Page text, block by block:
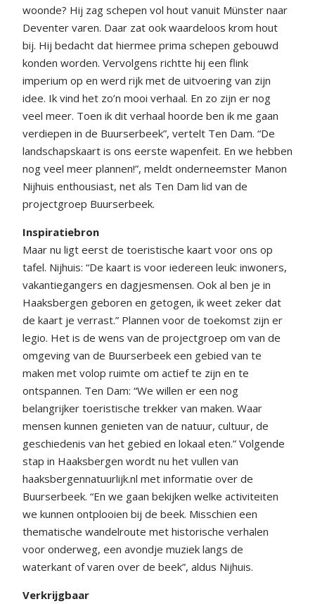
woonde? Hij zag schepen vol hout vanuit Münster naar
Deventer varen. Daar zat ook waardeloos krom hout
bij. Hij bedacht dat hiermee prima schepen gebouwd
konden worden. Vervolgens richtte hij een flink
imperium op en werd rijk met de uitvoering van zijn
idee. Ik vind het zo’n mooi verhaal. En zo zijn er nog
veel meer. Toen ik dit verhaal hoorde ben ik me gaan
verdiepen in de Buurserbeek”, vertelt Ten Dam. “De
landschapskaart is ons eerste wapenfeit. En we hebben
nog veel meer plannen!”, meldt onderneemster Manon
Nijhuis enthousiast, net als Ten Dam lid van de
projectgroep Buurserbeek.
Inspiratiebron
Maar nu ligt eerst de toeristische kaart voor ons op
tafel. Nijhuis: “De kaart is voor iedereen leuk: inwoners,
vakantiegangers en dagjesmensen. Ook al ben je in
Haaksbergen geboren en getogen, ik weet zeker dat
de kaart je verrast.” Plannen voor de toekomst zijn er
legio. Het is de wens van de projectgroep om van de
omgeving van de Buurserbeek een gebied van te
maken met volop ruimte om actief te zijn en te
ontspannen. Ten Dam: “We willen er een nog
belangrijker toeristische trekker van maken. Waar
mensen kunnen genieten van de natuur, cultuur, de
geschiedenis van het gebied en lokaal eten.” Volgende
stap in Haaksbergen wordt nu het vullen van
haaksbergennatuurlijk.nl met informatie over de
Buurserbeek. “En we gaan bekijken welke activiteiten
we kunnen ontplooien bij de beek. Misschien een
thematische wandelroute met historische verhalen
voor onderweg, een avondje muziek langs de
waterkant of varen over de beek”, aldus Nijhuis.
Verkrijgbaar